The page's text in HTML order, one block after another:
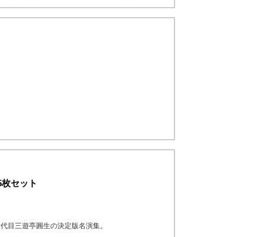
セット
目三遊亭圓生の決定版名演集。